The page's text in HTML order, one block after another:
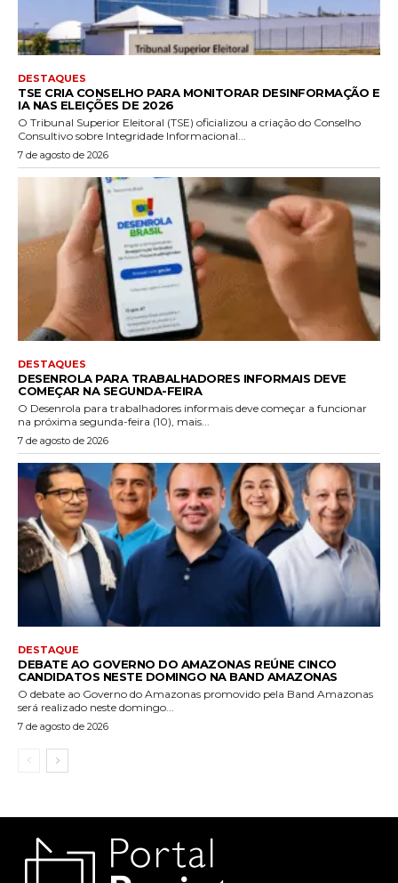
DESTAQUES
TSE CRIA CONSELHO PARA MONITORAR DESINFORMAÇÃO E
IA NAS ELEIÇÕES DE 2026
O Tribunal Superior Eleitoral (TSE) oficializou a criação do Conselho
Consultivo sobre Integridade Informacional...
7 de agosto de 2026
DESTAQUES
DESENROLA PARA TRABALHADORES INFORMAIS DEVE
COMEÇAR NA SEGUNDA-FEIRA
O Desenrola para trabalhadores informais deve começar a funcionar
na próxima segunda-feira (10), mais...
7 de agosto de 2026
DESTAQUE
DEBATE AO GOVERNO DO AMAZONAS REÚNE CINCO
CANDIDATOS NESTE DOMINGO NA BAND AMAZONAS
O debate ao Governo do Amazonas promovido pela Band Amazonas
será realizado neste domingo...
7 de agosto de 2026